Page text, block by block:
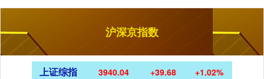
沪深京指数
上证综指 3940.04 +39.68 +1.02%